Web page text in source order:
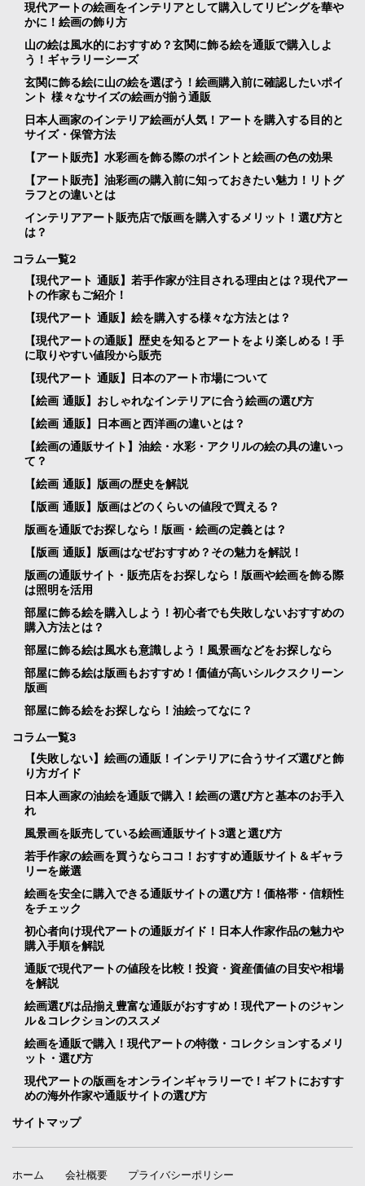
現代アートの絵画をインテリアとして購入してリビングを華や
かに！絵画の飾り方
山の絵は風水的におすすめ？玄関に飾る絵を通販で購入しよ
う！ギャラリーシーズ
玄関に飾る絵に山の絵を選ぼう！絵画購入前に確認したいポイ
ント 様々なサイズの絵画が揃う通販
日本人画家のインテリア絵画が人気！アートを購入する目的と
サイズ・保管方法
【アート販売】水彩画を飾る際のポイントと絵画の色の効果
【アート販売】油彩画の購入前に知っておきたい魅力！リトグ
ラフとの違いとは
インテリアアート販売店で版画を購入するメリット！選び方と
は？
コラム一覧2
【現代アート 通販】若手作家が注目される理由とは？現代アー
トの作家もご紹介！
【現代アート 通販】絵を購入する様々な方法とは？
【現代アートの通販】歴史を知るとアートをより楽しめる！手
に取りやすい値段から販売
【現代アート 通販】日本のアート市場について
【絵画 通販】おしゃれなインテリアに合う絵画の選び方
【絵画 通販】日本画と西洋画の違いとは？
【絵画の通販サイト】油絵・水彩・アクリルの絵の具の違いっ
て？
【絵画 通販】版画の歴史を解説
【版画 通販】版画はどのくらいの値段で買える？
版画を通販でお探しなら！版画・絵画の定義とは？
【版画 通販】版画はなぜおすすめ？その魅力を解説！
版画の通販サイト・販売店をお探しなら！版画や絵画を飾る際
は照明を活用
部屋に飾る絵を購入しよう！初心者でも失敗しないおすすめの
購入方法とは？
部屋に飾る絵は風水も意識しよう！風景画などをお探しなら
部屋に飾る絵は版画もおすすめ！価値が高いシルクスクリーン
版画
部屋に飾る絵をお探しなら！油絵ってなに？
コラム一覧3
【失敗しない】絵画の通販！インテリアに合うサイズ選びと飾
り方ガイド
日本人画家の油絵を通販で購入！絵画の選び方と基本のお手入
れ
風景画を販売している絵画通販サイト3選と選び方
若手作家の絵画を買うならココ！おすすめ通販サイト＆ギャラ
リーを厳選
絵画を安全に購入できる通販サイトの選び方！価格帯・信頼性
をチェック
初心者向け現代アートの通販ガイド！日本人作家作品の魅力や
購入手順を解説
通販で現代アートの値段を比較！投資・資産価値の目安や相場
を解説
絵画選びは品揃え豊富な通販がおすすめ！現代アートのジャン
ル＆コレクションのススメ
絵画を通販で購入！現代アートの特徴・コレクションするメリ
ット・選び方
現代アートの版画をオンラインギャラリーで！ギフトにおすす
めの海外作家や通販サイトの選び方
サイトマップ
ホーム 会社概要 プライバシーポリシー